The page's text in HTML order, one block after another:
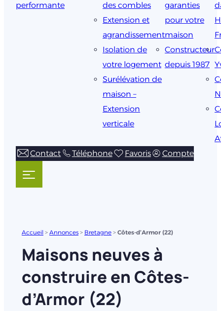
performante
des combles
Extension et
agrandissement
Isolation de
votre logement
Surélévation de
maison –
Extension
verticale
garanties
pour votre
maison
Constructeur
depuis 1987
Contact
Téléphone Favoris Compte
Accueil > Annonces > Bretagne > Côtes-d’Armor (22)
Maisons neuves à
construire en Côtes-
d’Armor (22)